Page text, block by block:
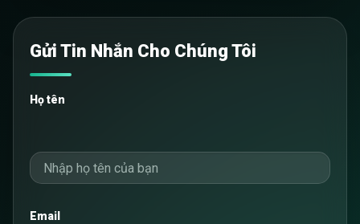
Gửi Tin Nhắn Cho Chúng Tôi
Họ tên
Email